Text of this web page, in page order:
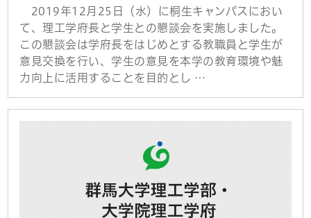
2019年12月25日（水）に桐生キャンパスにおい
て、理工学府長と学生との懇談会を実施しました。
この懇談会は学府長をはじめとする教職員と学生が
意見交換を行い、学生の意見を本学の教育環境や魅
力向上に活用することを目的とし …